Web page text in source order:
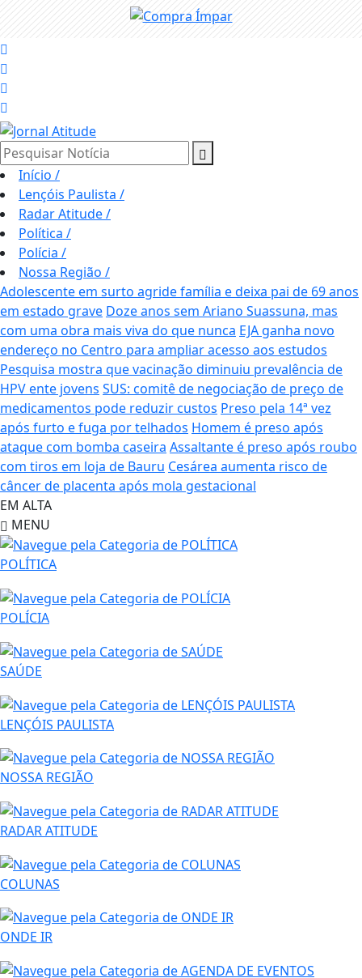
Pesquisar Notícia
Início /
Lençóis Paulista /
Radar Atitude/
Política /
Polícia /
Nossa Região /
Adolescente em surto agride família e deixa pai de 69 anos
em estado grave Doze anos sem Ariano Suassuna, mas
com uma obra mais viva do que nunca EJA ganha novo
endereço no Centro para ampliar acesso aos estudos
Pesquisa mostra que vacinação diminuiu prevalência de
HPV ente jovens SUS: comitê de negociação de preço de
medicamentos pode reduzir custos Preso pela 14ª vez
após furto e fuga por telhados Homem é preso após
ataque com bomba caseira Assaltante é preso após roubo
com tiros em loja de Bauru Cesárea aumenta risco de
câncer de placenta após mola gestacional
EM ALTA
MENU
POLÍTICA
POLÍCIA
SAÚDE
LENÇÓIS PAULISTA
NOSSA REGIÃO
RADAR ATITUDE
COLUNAS
ONDE IR